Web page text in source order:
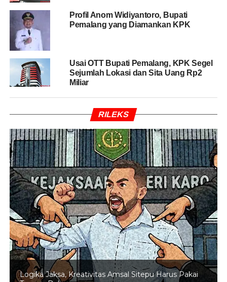
Febri sebelumnya juga mengatakan bahwa KPK
menduga praktik transaksi suap terkait pengisian jabatan
di Kudus ini bukan pertama kali terjadi.
“Tapi sebelumnya juga sudah ada beberapa pemberian
karena ada beberapa jabatan-jabatan kosong juga dan
informasi-informasi untuk pengisian jabatan ini tentu perlu
kami dalami lebih lanjut,” kata Febri.
RELATED TOPICS: KORUPSI KPK OTT PEMPROV
UP NEXT
Ketua DPP PKB: Gerindra Cs Punya Peluang
Bergabung
DON'T MISS
INFOGRAFIS: Sederet Calon Fitur WhatsApp
Profil Anom Widiyantoro, Bupati
Pemalang yang Diamankan KPK
Usai OTT Bupati Pemalang, KPK Segel
Sejumlah Lokasi dan Sita Uang Rp2
Miliar
RILEKS
Logika Jaksa, Kreativitas Amsal Sitepu Harus Pakai